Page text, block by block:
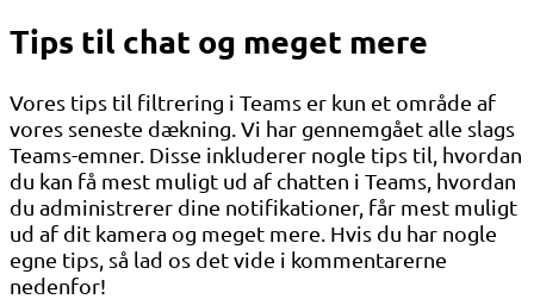
Tips til chat og meget mere
Vores tips til filtrering i Teams er kun et område af
vores seneste dækning. Vi har gennemgået alle slags
Teams-emner. Disse inkluderer nogle tips til, hvordan
du kan få mest muligt ud af chatten i Teams, hvordan
du administrerer dine notifikationer, får mest muligt
ud af dit kamera og meget mere. Hvis du har nogle
egne tips, så lad os det vide i kommentarerne
nedenfor!